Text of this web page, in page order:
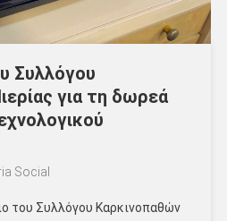
Συλλόγου
για τη δωρεά
Social
του Συλλόγου Καρκινοπαθών